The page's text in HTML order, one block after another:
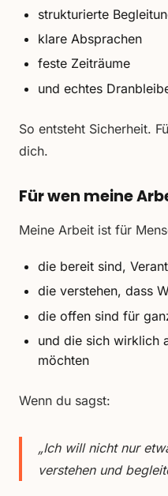
strukturierte
klare Absprachen
feste Zeiträume
und echtes
So entsteht Sicherheit.
dich.
Für wen meine
Meine Arbeit ist für
die bereit sind,
die verstehen, dass
die offen sind für
und die sich wirklich
möchten
Wenn du sagst:
„Ich will nicht nur
verstehen und